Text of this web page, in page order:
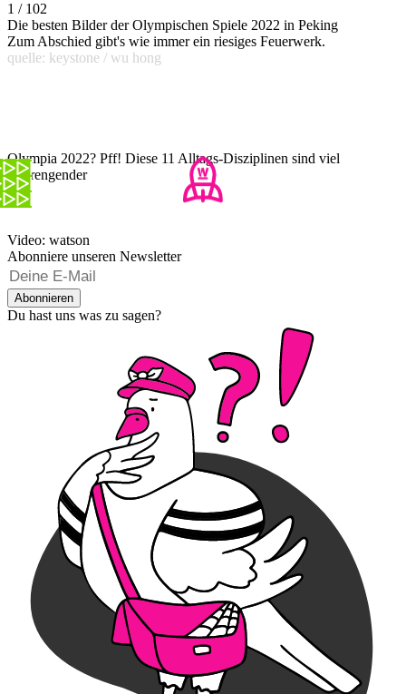
1 / 102
Die besten Bilder der Olympischen Spiele 2022 in Peking
Zum Abschied gibt's wie immer ein riesiges Feuerwerk.
quelle: keystone / wu hong
Olympia 2022? Pff! Diese 11 Alltags-Disziplinen sind viel
anstrengender
Video: watson
Abonniere unseren Newsletter
Abonnieren
Du hast uns was zu sagen?